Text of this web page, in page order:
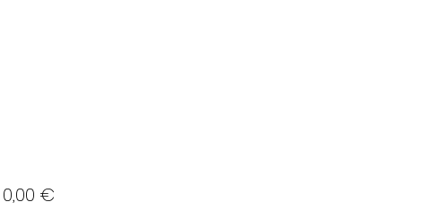
0,00 €Preço